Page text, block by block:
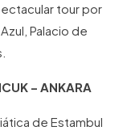
tour por
Palacio de
– ANKARA
de Estambul